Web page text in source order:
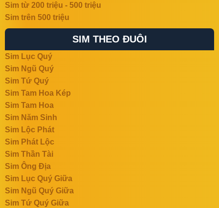
Sim từ 200 triệu - 500 triệu
Sim trên 500 triệu
SIM THEO ĐUÔI
Sim Lục Quý
Sim Ngũ Quý
Sim Tứ Quý
Sim Tam Hoa Kép
Sim Tam Hoa
Sim Năm Sinh
Sim Lộc Phát
Sim Phát Lộc
Sim Thần Tài
Sim Ông Địa
Sim Lục Quý Giữa
Sim Ngũ Quý Giữa
Sim Tứ Quý Giữa